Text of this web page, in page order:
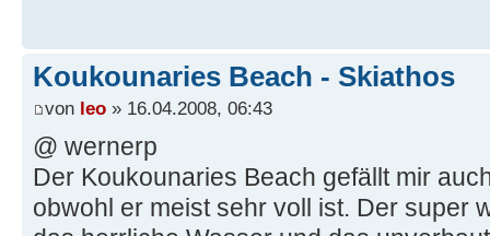
Koukounaries Beach - Skiathos
von leo » 16.04.2008, 06:43
@ wernerp
Der Koukounaries Beach gefällt mir
obwohl er meist sehr voll ist. Der super